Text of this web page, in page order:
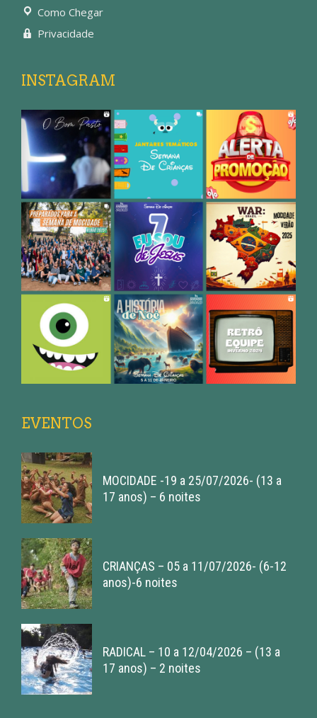
Como Chegar
Privacidade
INSTAGRAM
EVENTOS
MOCIDADE -19 a 25/07/2026- (13 a
17 anos) – 6 noites
CRIANÇAS – 05 a 11/07/2026- (6-12
anos)-6 noites
RADICAL – 10 a 12/04/2026 – (13 a
17 anos) – 2 noites